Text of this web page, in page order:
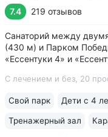
7.4 219 отзывов
Санаторий между
(430 м) и Парком
«Ессентуки 4» и
• Включено
С лечением и без, 20
Свой парк Дети с 4
Тренажерный зал